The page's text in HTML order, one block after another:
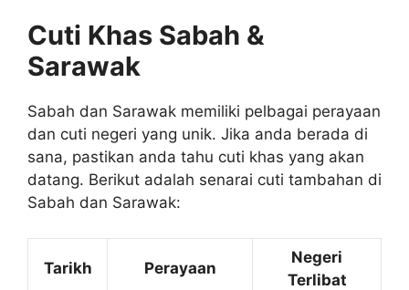
Cuti Khas Sabah &
Sarawak
Sabah dan Sarawak memiliki pelbagai perayaan
dan cuti negeri yang unik. Jika anda berada di
sana, pastikan anda tahu cuti khas yang akan
datang. Berikut adalah senarai cuti tambahan di
Sabah dan Sarawak:
Tarikh Perayaan
Negeri
Terlibat